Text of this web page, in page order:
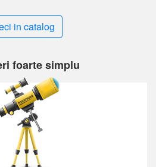
in catalog
foarte simplu